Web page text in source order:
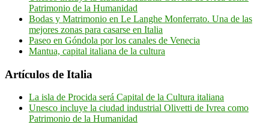
Patrimonio de la Humanidad
Bodas y Matrimonio en Le Langhe Monferrato. Una de las
mejores zonas para casarse en Italia
Paseo en Góndola por los canales de Venecia
Mantua, capital italiana de la cultura
Artículos de Italia
La isla de Procida será Capital de la Cultura italiana
Unesco incluye la ciudad industrial Olivetti de Ivrea como
Patrimonio de la Humanidad